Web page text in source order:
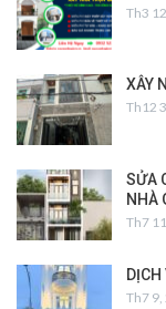
Th3
XÂY
Th12
SỬA
NHÀ
Th7
DỊCH
Th7 9,